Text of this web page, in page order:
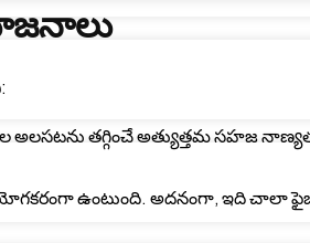
అలసటను తగ్గించే అత్యుత్తమ సహజ
ఉంటుంది. అదనంగా, ఇది చాలా